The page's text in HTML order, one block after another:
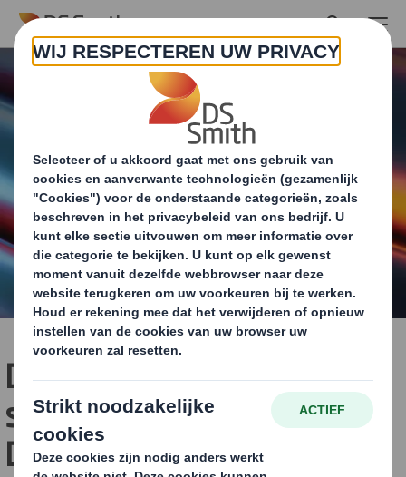
Skip to main content
De kracht van ‘packaging
story telling’ op Gondola
Day 2025